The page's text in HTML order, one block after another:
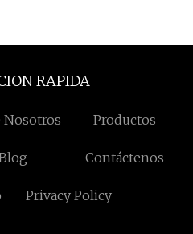
RAPIDA
Nosotros Productos
Contáctenos
Privacy Policy